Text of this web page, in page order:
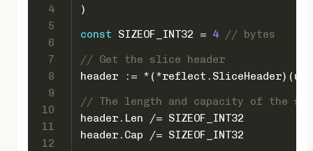
4
5
6
7
8
9
10
11
12
)
const SIZEOF_INT32 = 4
// bytes
// Get the slice header
header :=
// The length and capacity of the
header.Len /= SIZEOF_INT32
header.Cap /= SIZEOF_INT32